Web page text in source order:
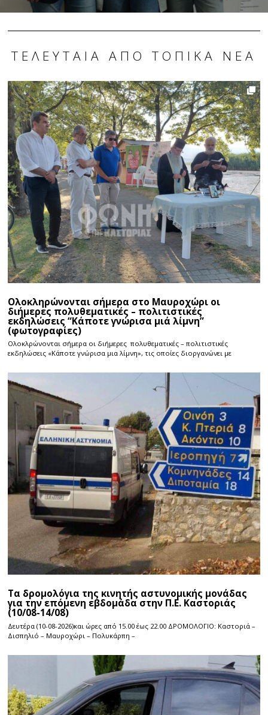
ΤΕΛΕΥΤΑΊΑ ΑΠΌ ΤΟΠΙΚΆ ΝΈΑ
Ολοκληρώνονται σήμερα στο Μαυροχώρι οι
διήμερες πολυθεματικές – πολιτιστικές
εκδηλώσεις “Κάποτε γνώρισα μιά λίμνη”
(φωτογραφίες)
Ολοκλρώνονται σήμερα οι διήμερες πολυθεματικές – πολιτιστικές
εκδηλώσεις «Κάποτε γνώρισα μια λίμνη», τις οποίες διοργανώνει με
Τα δρομολόγια της κινητής αστυνομικής μονάδας
για την επόμενη εβδομάδα στην Π.Ε. Καστοριάς
(10/08-14/08)
Δευτέρα (10-08-2026)και ώρες από 15.00 έως 22.00 ΔΡΟΜΟΛΟΓΙΟ: Καστοριά –
Δισπηλιό – Μαυροχώρι – Πολυκάρπη –